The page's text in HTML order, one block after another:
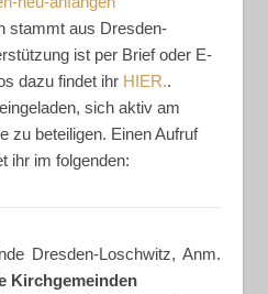
stammt aus Dresden-
ist per Brief oder E-
dazu findet ihr HIER..
sich aktiv am
zu beteiligen. Einen Aufruf
ihr im folgenden:
Dresden-Loschwitz, Anm.
Kirchgemeinden